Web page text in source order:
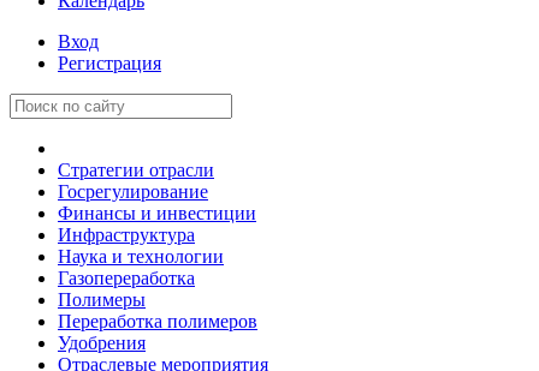
Вход
Регистрация
Стратегии отрасли
Госрегулирование
Финансы и инвестиции
Инфраструктура
Наука и технологии
Газопереработка
Полимеры
Переработка полимеров
Удобрения
Отраслевые мероприятия